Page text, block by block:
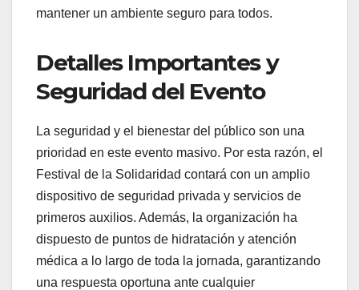
mantener un ambiente seguro para todos.
Detalles Importantes y
Seguridad del Evento
La seguridad y el bienestar del público son una
prioridad en este evento masivo. Por esta razón, el
Festival de la Solidaridad contará con un amplio
dispositivo de seguridad privada y servicios de
primeros auxilios. Además, la organización ha
dispuesto de puntos de hidratación y atención
médica a lo largo de toda la jornada, garantizando
una respuesta oportuna ante cualquier